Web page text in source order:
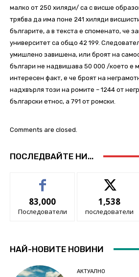
малко от 250 хиляди/ са с висше
трябва да има поне 241 хиляди
българите, а в текста е споменато, че
университет са общо 42 199.
умишлено завишена, или броят на
българи не надвишава 50 000 /което е
интересен факт, е че броят на
надхвърля този на ромите – 1244 от
български етнос, а 791 от ромски.
Comments are closed.
ПОСЛЕДВАЙТЕ НИ...
83,000
Последователи
1,538
последователи
НАЙ-НОВИТЕ НОВИНИ
АКТУАЛНО